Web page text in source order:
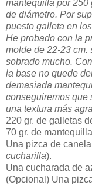
mantequilla por 250
de diámetro. Por
puesto galleta en
He probado con la
molde de 22-23 cm.
sobrado mucho.
la base no quede
demasiada
conseguiremos que
una textura más
220 gr. de galletas
70 gr. de
Una pizca de
cucharilla).
Una cucharada de
(Opcional) Una